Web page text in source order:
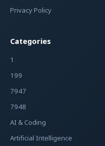
Privacy Policy
Categories
1
199
7947
7948
AI & Coding
Artificial Intelligence